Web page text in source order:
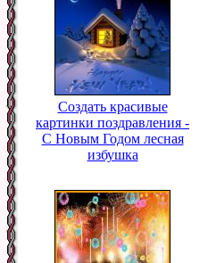
Создать красивые
картинки поздравления -
С Новым Годом лесная
избушка